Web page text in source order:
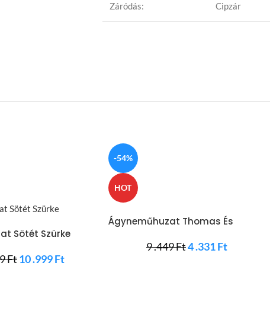
Záródás: Cipzár
Sötét Szürke
Ft10 .999Ft
-54%
HOT
Ágyneműhuzat Thomas És
9 .449Ft4 .331Ft